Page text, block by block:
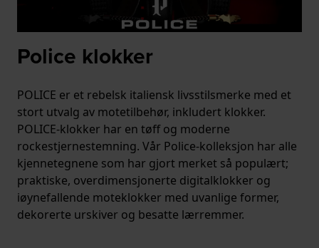
Police klokker
POLICE er et rebelsk italiensk livsstilsmerke med et
stort utvalg av motetilbehør, inkludert klokker.
POLICE-klokker har en tøff og moderne
rockestjernestemning. Vår Police-kolleksjon har alle
kjennetegnene som har gjort merket så populært;
praktiske, overdimensjonerte digitalklokker og
iøynefallende moteklokker med uvanlige former,
dekorerte urskiver og besatte lærremmer.